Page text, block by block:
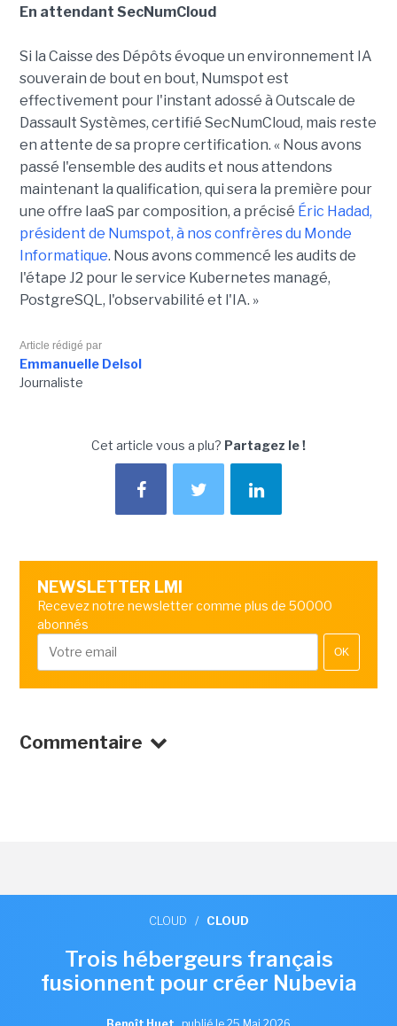
En attendant SecNumCloud
Si la Caisse des Dépôts évoque un environnement IA
souverain de bout en bout, Numspot est
effectivement pour l'instant adossé à Outscale de
Dassault Systèmes, certifié SecNumCloud, mais reste
en attente de sa propre certification. « Nous avons
passé l'ensemble des audits et nous attendons
maintenant la qualification, qui sera la première pour
une offre IaaS par composition, a précisé Éric Hadad,
président de Numspot, à nos confrères du Monde
Informatique. Nous avons commencé les audits de
l'étape J2 pour le service Kubernetes managé,
PostgreSQL, l'observabilité et l'IA. »
Article rédigé par
Emmanuelle Delsol
Journaliste
Cet article vous a plu? Partagez le !
NEWSLETTER LMI
Recevez notre newsletter comme plus de 50000
abonnés
OK
Commentaire
CLOUD / CLOUD
Trois hébergeurs français
fusionnent pour créer Nubevia